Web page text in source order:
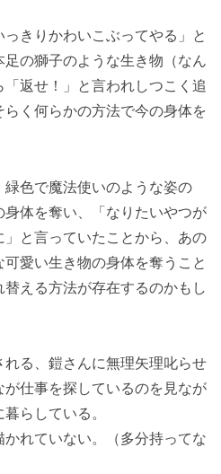
っきりかわいこぶってやる」と
の獅子のような生き物（なん
返せ！」と言われしつこく追
く何らかの方法で今の身体を
色で魔法使いのような姿の
身体を奪い、「なりたいやつが
と言っていたことから、あの
愛い生き物の身体を奪うこと
える方法が存在するのかもし
る、鎧さんに無理矢理叱らせ
仕事を探しているのを見なが
らしている。
れていない。（多分持ってな